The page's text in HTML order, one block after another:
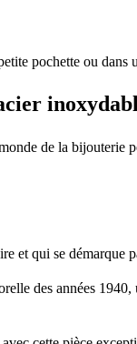
pochette ou
de la
et qui se démarque
des années